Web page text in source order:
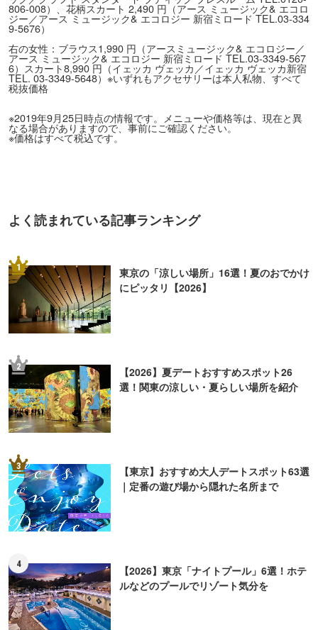
806-008）、花柄スカート 2,490 円（アース ミュージック& エコロ
ジー／アース ミュージック& エコロジー 新宿ミロード TEL.03-334
9-5676）
右の女性：ブラウス1,990 円（アースミュージック& エコロジー／
アース ミュージック& エコロジー 新宿ミロード TEL.03-3349-567
6）スカート8,990 円（イェッカ ヴェッカ／イェッカ ヴェッカ新宿
TEL. 03-3349-5648）※いずれもアクセサリーは本人私物、すべて
税抜価格
※2019年9月25日時点の情報です。メニューや価格等は、現在と異
なる場合がありますので、事前にご確認ください。
※価格はすべて税込です。
よく読まれている記事ランキング
1
東京の「涼しい場所」16選！夏のおでかけ
にピッタリ【2026】
2
【2026】夏デートおすすめスポット26
選！関東の涼しい・夏らしい場所を紹介
3
【東京】おすすめ大人デートスポット63選
｜定番の遊び場から隠れた名所まで
4
【2026】東京「ナイトプール」6選！ホテ
ルなどのプールでリゾート気分を